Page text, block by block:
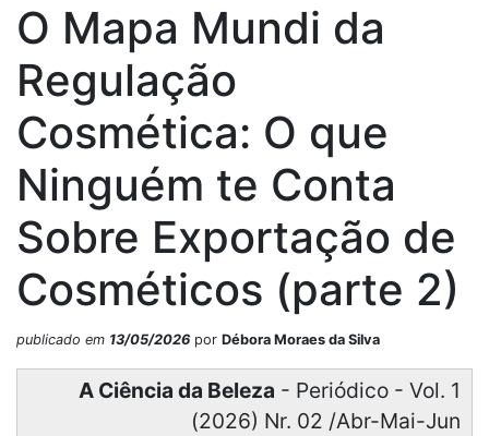
O Mapa Mundi da
Regulação
Cosmética: O que
Ninguém te Conta
Sobre Exportação de
Cosméticos (parte 2)
publicado em 13/05/2026 por Débora Moraes da Silva
A Ciência da Beleza - Periódico - Vol. 1
(2026) Nr. 02 /Abr-Mai-Jun